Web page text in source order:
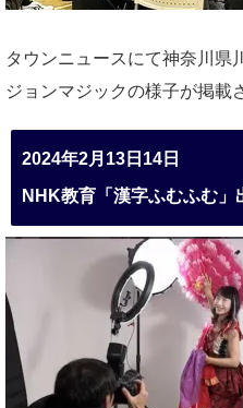
タウンニュースにて神奈川県
ジョンマジックの様子が掲載
2024年2月13日14日
NHK教育「漢字ふむふむ」